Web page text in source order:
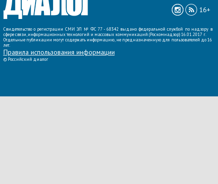
16+
Свидетельство о регистрации СМИ ЭЛ № ФС 77 - 68342 выдано федеральной службой по надзору в
сфере связи, информационных технологий и массовых коммуникаций (Роскомнадзор) 16.01.2017 г.
Отдельные публикации могут содержать информацию, не предназначенную для пользователей до 16
лет.
Правила использования информации
© Российский диалог